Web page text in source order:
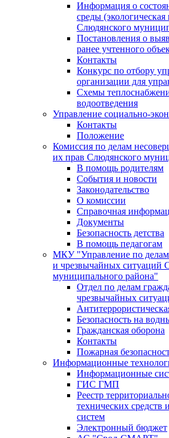
Информация о
среды
Слюдянского
Постановления о
ранее учтенного
Контакты
Конкурс по отбору
организации для
Схемы
водоотведения
Управление социально-
Контакты
Положение
Комиссия по делам
их прав Слюдянского
В помощь родителям
События и новости
Законодательство
О комиссии
Справочная
Документы
Безопасность детства
В помощь педагогам
МКУ "Управление по
и чрезвычайных ситуаций
муниципального района"
Отдел по делам
чрезвычайных
Безопасность на
Гражданская оборона
Контакты
Пожарная
Информационные
Информационные
ГИС ГМП
Реестр
технических
систем
Электронный бюджет